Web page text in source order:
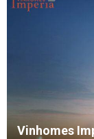
Vinhomes